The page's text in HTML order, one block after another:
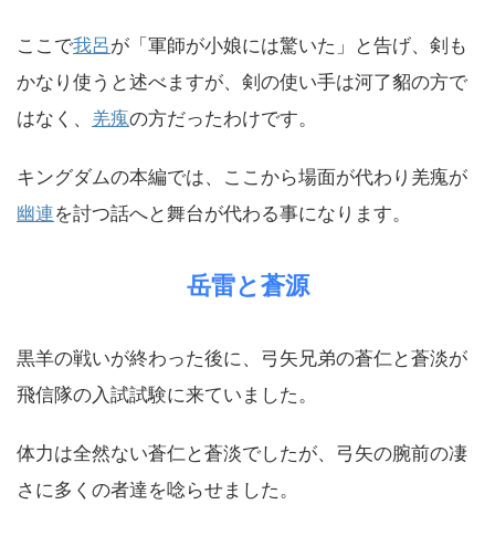
ここで我呂が「軍師が小娘には驚いた」と告げ、剣も
かなり使うと述べますが、剣の使い手は河了貂の方で
はなく、 羌瘣の方だったわけです。
キングダムの本編では、ここから場面が代わり羌瘣が
幽連を討つ話へと舞台が代わる事になります。
岳雷と蒼源
黒羊の戦いが終わった後に、弓矢兄弟の蒼仁と蒼淡が
飛信隊の入試試験に来ていました。
体力は全然ない蒼仁と蒼淡でしたが、弓矢の腕前の凄
さに多くの者達を唸らせました。